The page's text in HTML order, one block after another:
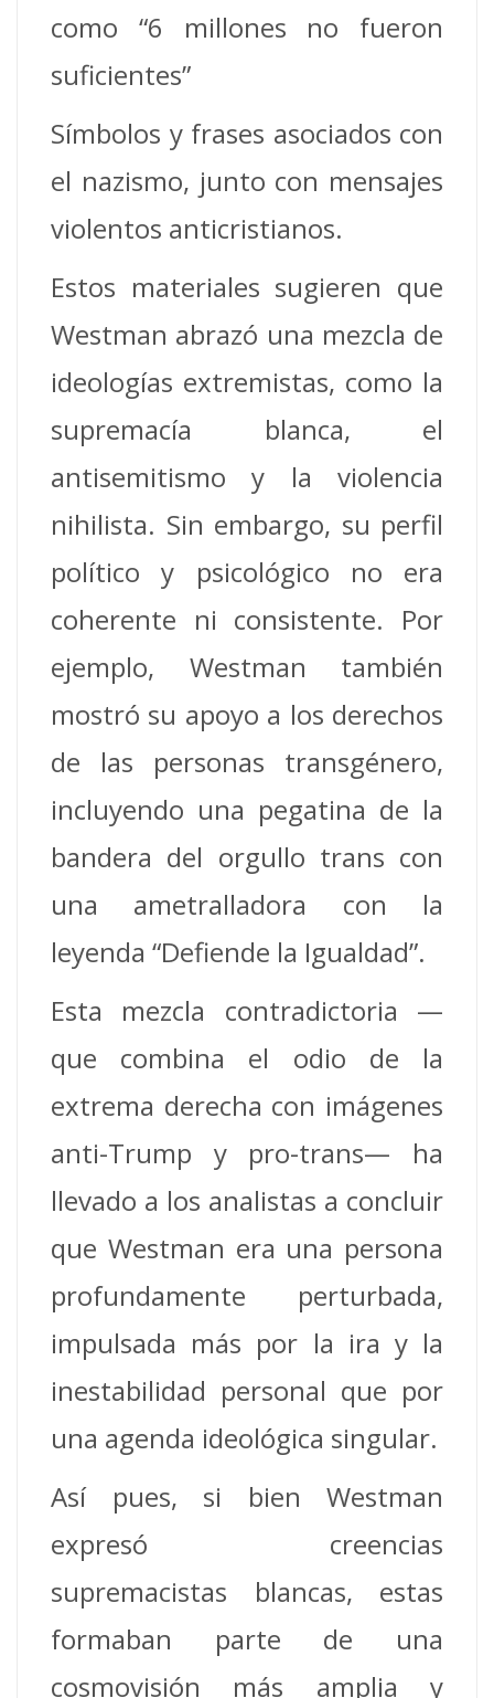
como “6 millones no fueron
suficientes”
Símbolos y frases asociados con
el nazismo, junto con mensajes
violentos anticristianos.
Estos materiales sugieren que
Westman abrazó una mezcla de
ideologías extremistas, como la
supremacía blanca, el
antisemitismo y la violencia
nihilista. Sin embargo, su perfil
político y psicológico no era
coherente ni consistente. Por
ejemplo, Westman también
mostró su apoyo a los derechos
de las personas transgénero,
incluyendo una pegatina de la
bandera del orgullo trans con
una ametralladora con la
leyenda “Defiende la Igualdad”.
Esta mezcla contradictoria —
que combina el odio de la
extrema derecha con imágenes
anti-Trump y pro-trans— ha
llevado a los analistas a concluir
que Westman era una persona
profundamente perturbada,
impulsada más por la ira y la
inestabilidad personal que por
una agenda ideológica singular.
Así pues, si bien Westman
expresó creencias
supremacistas blancas, estas
formaban parte de una
cosmovisión más amplia y